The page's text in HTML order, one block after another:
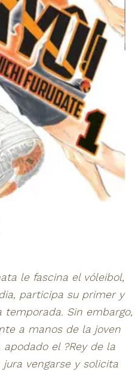
le fascina el vóleibol,
participa su primer y
Sin embargo,
a manos de la joven
apodado el ?Rey de la
jura vengarse y solicita